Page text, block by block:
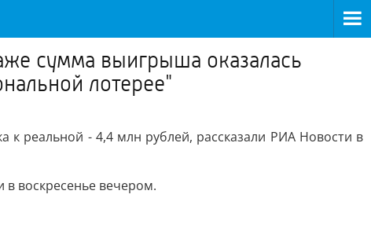
сумма выигрыша оказалась
лотерее"
к реальной - 4,4 млн рублей, рассказали РИА Новости в
в воскресенье вечером.